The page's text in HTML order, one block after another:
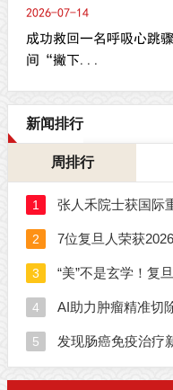
2026-07-14
成功救回一名呼吸心跳
间“撇下...
新闻排行
周排行